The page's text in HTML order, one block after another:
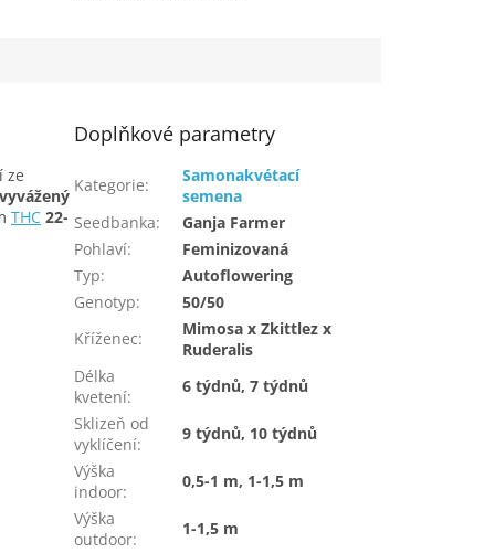
ze
vyvážený
THC 22-
Doplňkové parametry
Kategorie:
Samonakvétací
semena
Seedbanka:
Ganja Farmer
Pohlaví:
Feminizovaná
Typ:
Autoflowering
Genotyp:
50/50
Kříženec:
Mimosa x Zkittlez x
Ruderalis
Délka
kvetení:
6 týdnů, 7 týdnů
Sklizeň od
vyklíčení:
9 týdnů, 10 týdnů
Výška
indoor:
0,5-1 m, 1-1,5 m
Výška
outdoor:
1-1,5 m